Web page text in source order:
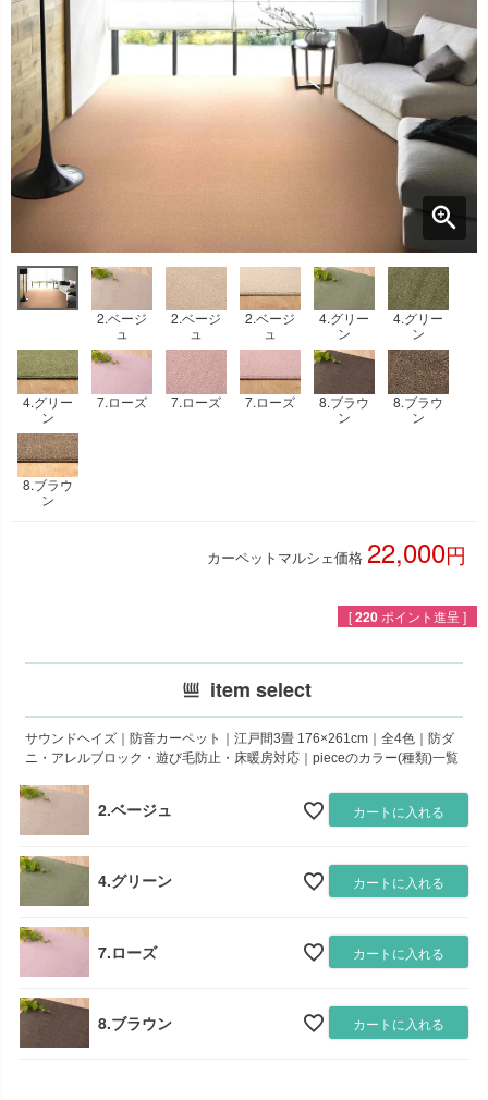
2.ベージ
ュ
2.ベージ
ュ
2.ベージ
ュ
4.グリー
ン
4.グリー
ン
4.グリー
ン
7.ローズ 7.ローズ 7.ローズ
8.ブラウ
ン
8.ブラウ
ン
8.ブラウ
ン
カーペットマルシェ価格 22,000
[220 ポイント進呈 ]
item select
サウンドヘイズ｜防音カーペット｜江戸間3畳 176×261cm｜全4色｜防ダ
ニ・アレルブロック・遊び毛防止・床暖房対応｜pieceのカラー(種類)一覧
2.ベージュ カートに入れる
4.グリーン カートに入れる
7.ローズ カートに入れる
8.ブラウン カートに入れる